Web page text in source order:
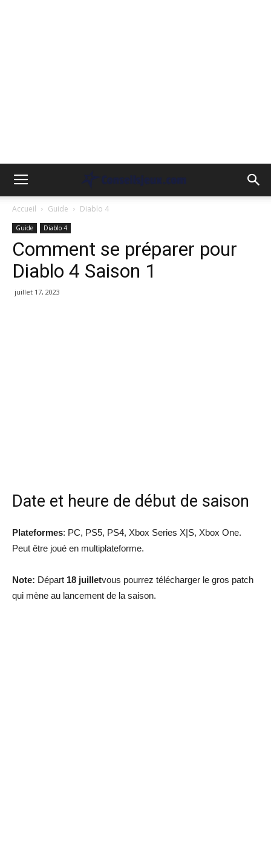
Accueil Guide Diablo 4
Guide Diablo 4
Comment se préparer pour
Diablo 4 Saison 1
juillet 17, 2023
Date et heure de début de saison
Plateformes: PC, PS5, PS4, Xbox Series X|S, Xbox One.
Peut être joué en multiplateforme.
Note: Départ 18 juilletvous pourrez télécharger le gros patch
qui mène au lancement de la saison.